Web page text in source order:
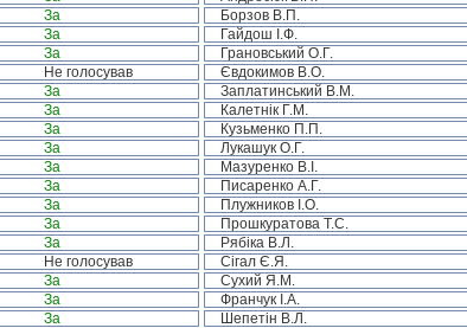
За Борзов В.П.
За Гайдош І.Ф.
За Грановський О.Г.
Не голосував Євдокимов В.О.
За Заплатинський В.М.
За Калетнік Г.М.
За Кузьменко П.П.
За Лукашук О.Г.
За Мазуренко В.І.
За Писаренко А.Г.
За Плужников І.О.
За Прошкуратова Т.С.
За Рябіка В.Л.
Не голосував Сігал Є.Я.
За Сухий Я.М.
За Франчук І.А.
За Шепетін В.Л.